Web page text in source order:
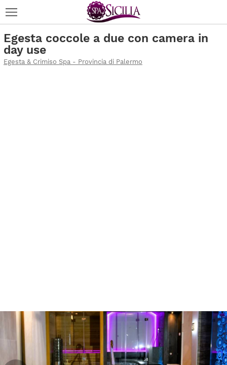
Egesta coccole a due con camera in
day use
Egesta & Crimiso Spa - Provincia di Palermo